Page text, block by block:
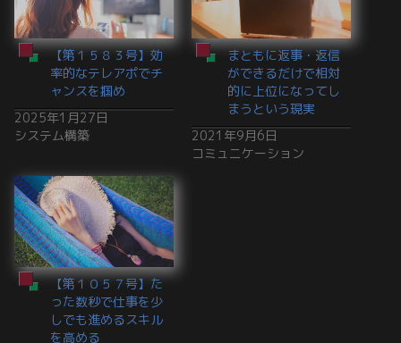
【第１５８３号】効
率的なテレアポでチ
ャンスを掴め
2025年1月27日
システム構築
まともに返事・返信
ができるだけで相対
的に上位になってし
まうという現実
2021年9月6日
コミュニケーション
【第１０５７号】た
った数秒で仕事を少
しでも進めるスキル
を高める